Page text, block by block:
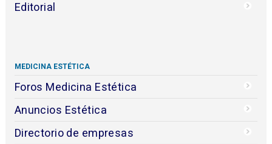
Editorial
MEDICINA ESTÉTICA
Foros Medicina Estética
Anuncios Estética
Directorio de empresas